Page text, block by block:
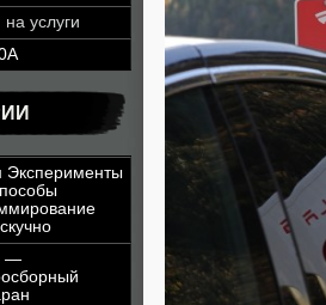
услуги
Эксперименты
—